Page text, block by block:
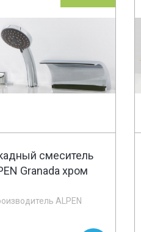
смеситель
Granada хром
ALPEN